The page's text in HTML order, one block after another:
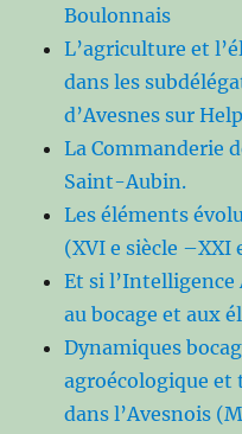
Boulonnais
L’agriculture et
dans les
d’Avesnes sur
La Commanderie
Saint-Aubin.
Les éléments
(XVI e siècle –XXI
Et si
au bocage et aux
Dynamiques
agroécologique
dans l’Avesnois